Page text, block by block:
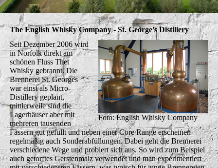
The English Whisky Company - St. George's Distillery
Foto: English Whisky Company
Seit Dezember 2006 wird
in Norfolk direkt am
schönen Fluss Thet
Whisky gebrannt. Die
Brennerei St. Georges
war einst als Micro-
Distillery geplant,
mittlerweile sind die
Lagerhäuser aber mit
mehreren tausenden
Fässern gut gefüllt und neben einer Core Range erscheinen
regelmäßig auch Sonderabfüllungen. Dabei geht die Brennerei
verschiedene Wege und probiert sich aus. So wird zum Beispiel
auch getorftes Gerstenmalz verwendet und man experimentiert